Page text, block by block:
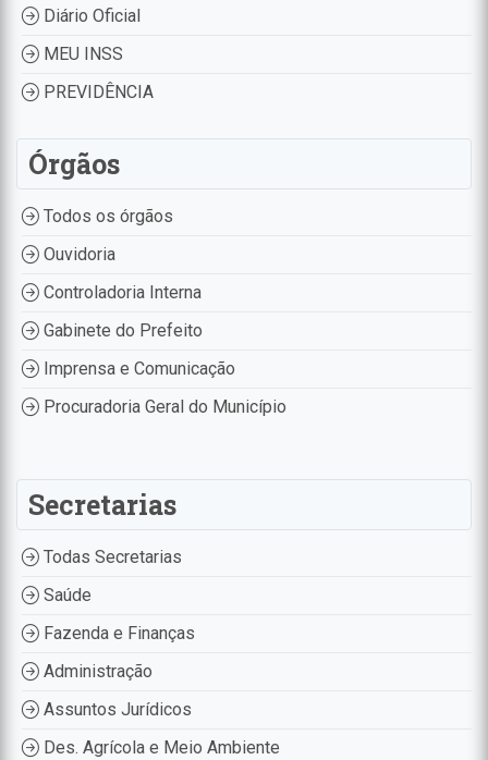
Diário Oficial
MEU INSS
PREVIDÊNCIA
Órgãos
Todos os órgãos
Ouvidoria
Controladoria Interna
Gabinete do Prefeito
Imprensa e Comunicação
Procuradoria Geral do Município
Secretarias
Todas Secretarias
Saúde
Fazenda e Finanças
Administração
Assuntos Jurídicos
Des. Agrícola e Meio Ambiente